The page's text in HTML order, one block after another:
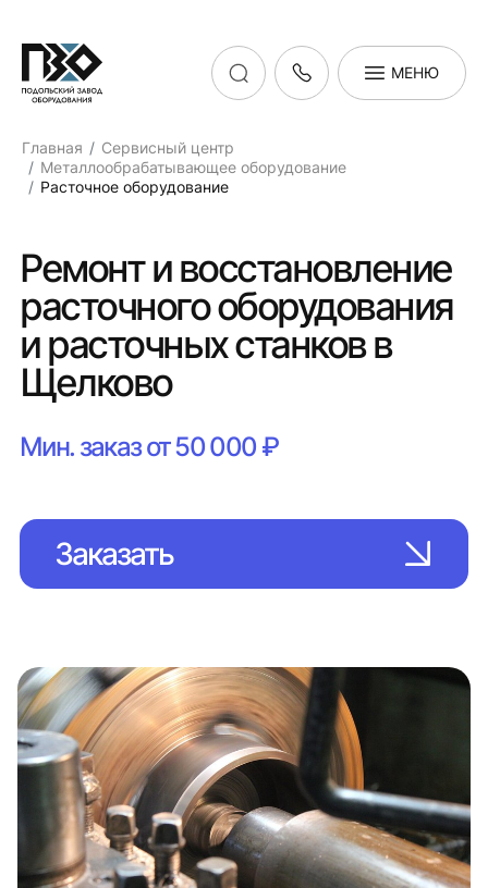
МЕНЮ
Главная
Сервисный центр
Металлообрабатывающее оборудование
Расточное оборудование
Ремонт и восстановление
расточного оборудования
и расточных станков в
Щелково
Мин. заказ от 50 000 ₽
Заказать